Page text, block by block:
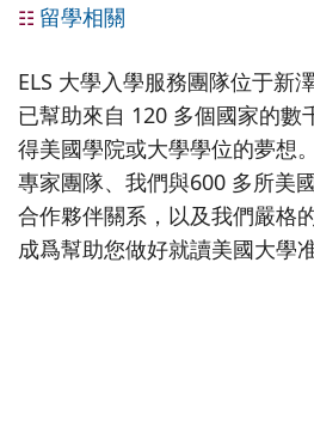
☷ 留學相關
ELS 大學入學服務團隊位于新
已幫助來自 120 多個國家的數
得美國學院或大學學位的夢想
專家團隊、我們與600 多所美
合作夥伴關系，以及我們嚴格
成爲幫助您做好就讀美國大學